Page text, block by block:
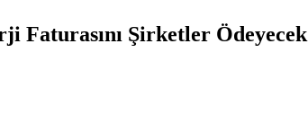
Faturasını Şirketler Ödeyecek